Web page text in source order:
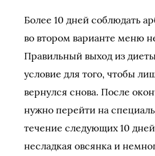
Более 10 дней соблюдать
во втором варианте меню
Правильный выход из
условие для того, чтобы
вернулся снова. После
нужно перейти на
течение следующих 10
несладкая овсянка и